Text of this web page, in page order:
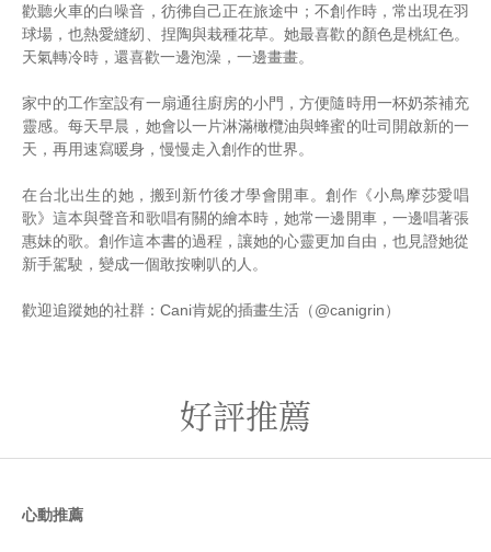
歡聽火車的白噪音，彷彿自己正在旅途中；不創作時，常出現在羽
球場，也熱愛縫紉、捏陶與栽種花草。她最喜歡的顏色是桃紅色。
天氣轉冷時，還喜歡一邊泡澡，一邊畫畫。
家中的工作室設有一扇通往廚房的小門，方便隨時用一杯奶茶補充
靈感。每天早晨，她會以一片淋滿橄欖油與蜂蜜的吐司開啟新的一
天，再用速寫暖身，慢慢走入創作的世界。
在台北出生的她，搬到新竹後才學會開車。創作《小鳥摩莎愛唱
歌》這本與聲音和歌唱有關的繪本時，她常一邊開車，一邊唱著張
惠妹的歌。創作這本書的過程，讓她的心靈更加自由，也見證她從
新手駕駛，變成一個敢按喇叭的人。
歡迎追蹤她的社群：Cani肯妮的插畫生活（@canigrin）
好評推薦
心動推薦